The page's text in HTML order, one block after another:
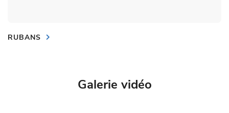
RUBANS
Galerie vidéo